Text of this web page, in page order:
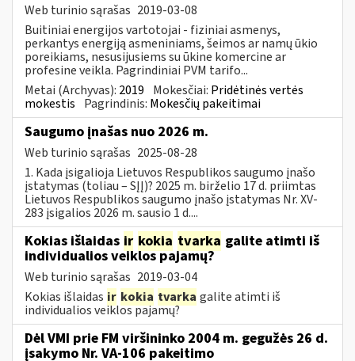
Web turinio sąrašas 2019-03-08
Buitiniai energijos vartotojai - fiziniai asmenys,
perkantys energiją asmeniniams, šeimos ar namų ūkio
poreikiams, nesusijusiems su ūkine komercine ar
profesine veikla. Pagrindiniai PVM tarifo...
Metai (Archyvas): 2019 Mokesčiai: Pridėtinės vertės
mokestis Pagrindinis: Mokesčių pakeitimai
Saugumo įnašas nuo 2026 m.
Web turinio sąrašas 2025-08-28
1. Kada įsigalioja Lietuvos Respublikos saugumo įnašo
įstatymas (toliau – SĮĮ)? 2025 m. birželio 17 d. priimtas
Lietuvos Respublikos saugumo įnašo įstatymas Nr. XV-
283 įsigalios 2026 m. sausio 1 d....
Kokias išlaidas ir kokia tvarka galite atimti iš
individualios veiklos pajamų?
Web turinio sąrašas 2019-03-04
Kokias išlaidas ir kokia tvarka galite atimti iš
individualios veiklos pajamų?
Dėl VMI prie FM viršininko 2004 m. gegužės 26 d.
įsakymo Nr. VA-106 pakeitimo